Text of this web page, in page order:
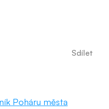
Sdílet
Poháru města